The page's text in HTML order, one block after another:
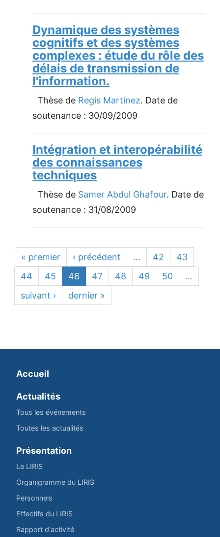
Dynamique des systèmes
cognitifs et des systèmes
complexes : étude du rôle des
délais de transmission de
l'information.
Thèse de Regis Martinez. Date de
soutenance : 30/09/2009
Intégration et interopérabilité
des connaissances
techniques
Thèse de Samer Abdul Ghafour. Date de
soutenance : 31/08/2009
« premier ‹ précédent … 42
43
44
45 46 47 48 49 50
…
suivant ›
dernier »
Accueil
Actualités
Tous les événements
Toutes les actualités
Présentation
Le LIRIS
Organigramme du LIRIS
Personnels
Effectifs du LIRIS
Rapport d'activité